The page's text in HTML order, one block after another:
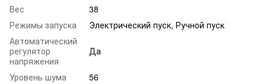
Вес
38
Режимы запуска
Электрический пуск, Ручной пуск
Автоматический
регулятор
напряжения
Да
Уровень шума
56